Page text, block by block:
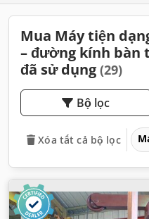
Mua Máy tiện
– đường kính bàn
đã sử dụng (29)
Bộ lọc
Xóa tất cả bộ lọc